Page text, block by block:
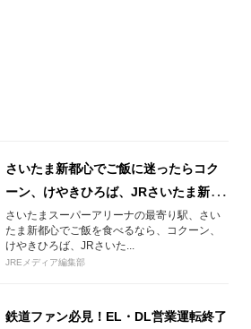
さいたま新都心でご飯に迷ったらコク
ーン、けやきひろば、JRさいたま新都
心ビルがおススメ！
さいたまスーパーアリーナの最寄り駅、さい
たま新都心でご飯を食べるなら、コクーン、
けやきひろば、JRさいた...
JREメディア編集部
鉄道ファン必見！EL・DL営業運転終了